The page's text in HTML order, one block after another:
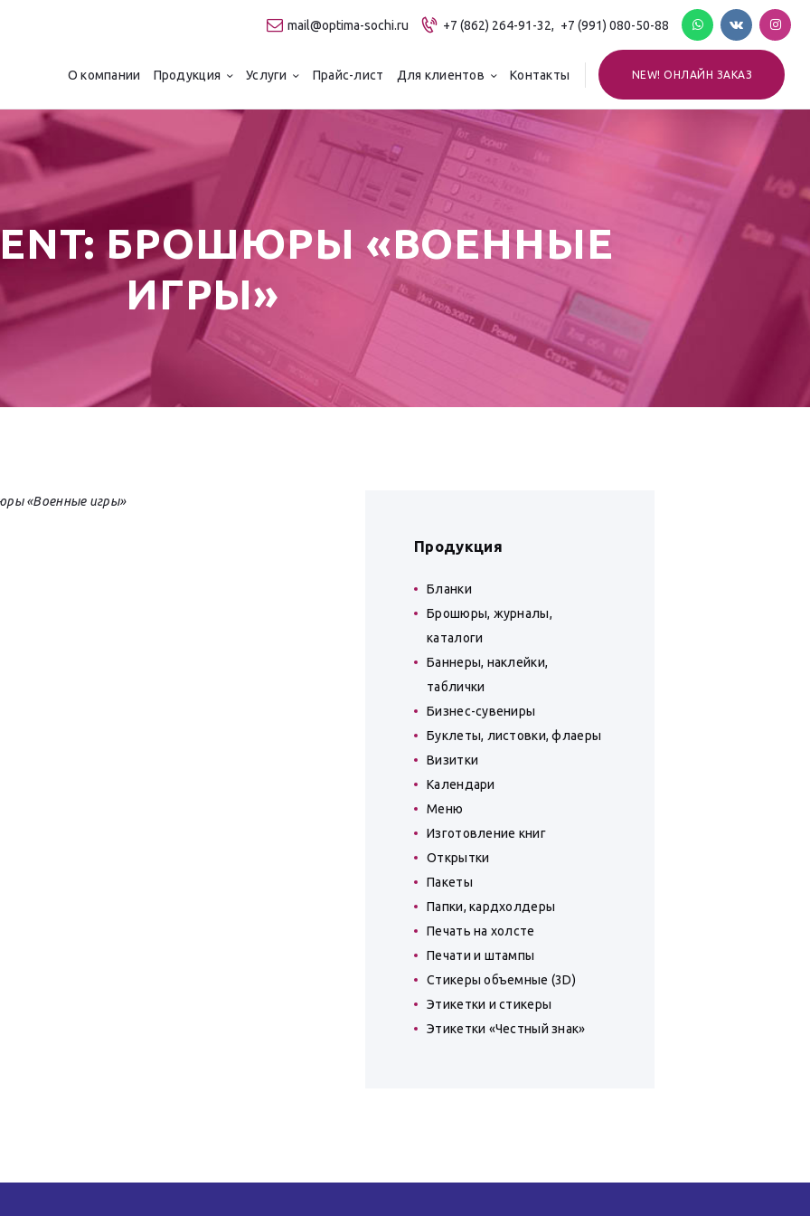
mail@optima-sochi.ru +7 (862) 264-91-32, +7 (991) 080-50-88
О компании Продукция Услуги Прайс-лист Для клиентов Контакты NEW! ОНЛАЙН ЗАКАЗ
БРОШЮРЫ «ВОЕННЫЕ
ИГРЫ»
ТИПОГРАФИЯ "ОПТИМА"
Продукция
Услуги
Прайс-лист
Для клиентов
Контакты
«Военные игры»
Продукция
Бланки
Брошюры, журналы,
каталоги
Баннеры, наклейки,
таблички
Бизнес-сувениры
Буклеты, листовки, флаеры
Визитки
Календари
Меню
Изготовление книг
Открытки
Пакеты
Папки, кардхолдеры
Печать на холсте
Печати и штампы
Стикеры объемные (3D)
Этикетки и стикеры
Этикетки «Честный знак»